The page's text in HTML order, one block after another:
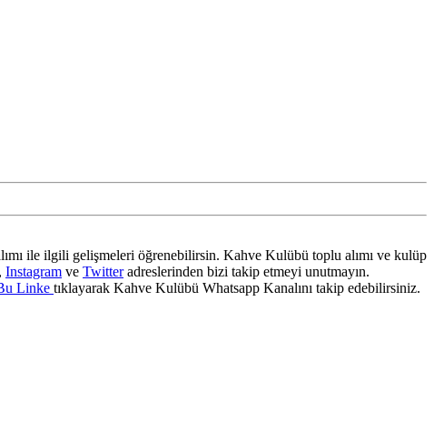
ile ilgili gelişmeleri öğrenebilirsin. Kahve Kulübü toplu alımı ve kulüp
Instagram ve Twitteradreslerinden bizi takip etmeyi unutmayın.
Linke tıklayarak Kahve Kulübü Whatsapp Kanalını takip edebilirsiniz.